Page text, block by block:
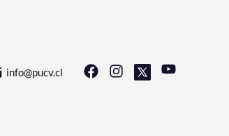
info@pucv.cl